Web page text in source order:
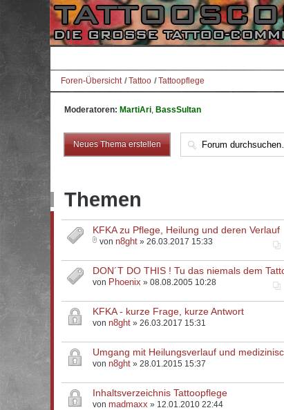
Foren-Übersicht Tattoo Tattoopflege
Moderatoren: MartiAri, BassSultan
Neues Thema erstellen
Themen
KFKA zu Pflege, Heilung und deren Verlauf
von n8ght » 26.03.2017 15:33
DON´T DO THIS ! Tu das niemals dem
von Phoenix » 08.08.2005 10:28
KFKA - kurze Frage, kurze Antwort
von n8ght » 26.03.2017 15:31
Umgang mit Heilungsverlauf und
von n8ght » 28.01.2015 15:37
Inhaltsverzeichnis Tattoopflege
von madmaxx » 12.01.2010 22:44